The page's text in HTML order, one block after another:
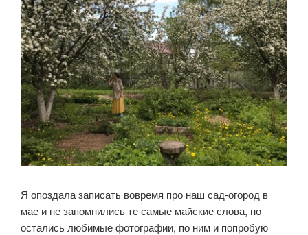
Я опоздала записать вовремя про наш сад-огород в
мае и не запомнились те самые майские слова, но
остались любимые фотографии, по ним и попробую